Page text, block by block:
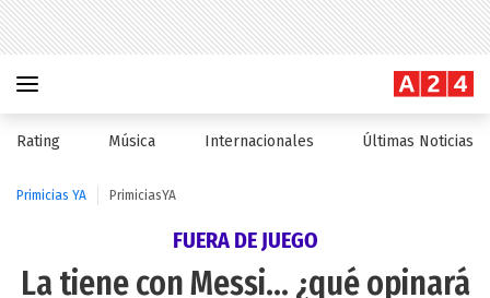
Rating Música Internacionales Últimas Noticias
Primicias YA PrimiciasYA
FUERA DE JUEGO
La tiene con Messi... ¿qué opinará